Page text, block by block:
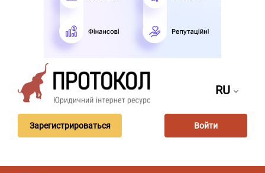
RU
Зарегистрироваться Войти